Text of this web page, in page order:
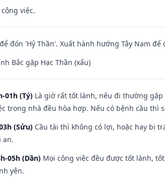
việc.
đón 'Hỷ Thần'. Xuất hành hướng Tây Nam để
Bắc gặp Hạc Thần (xấu)
01h (Tý) Là giờ rất tốt lành, nếu đi thường
trong nhà đều hòa hợp. Nếu có bệnh cầu thì
(Sửu) Cầu tài thì không có lợi, hoặc hay bị
an.
05h (Dần) Mọi công việc đều được tốt lành,
yên.